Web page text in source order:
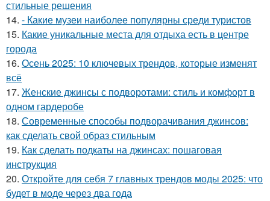
стильные решения
14. - Какие музеи наиболее популярны среди туристов
15. Какие уникальные места для отдыха есть в центре
города
16. Осень 2025: 10 ключевых трендов, которые изменят
всё
17. Женские джинсы с подворотами: стиль и комфорт в
одном гардеробе
18. Современные способы подворачивания джинсов:
как сделать свой образ стильным
19. Как сделать подкаты на джинсах: пошаговая
инструкция
20. Откройте для себя 7 главных трендов моды 2025: что
будет в моде через два года